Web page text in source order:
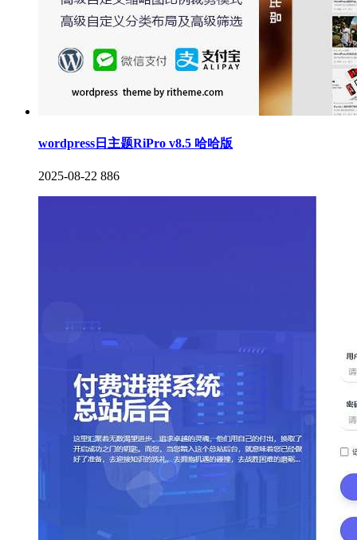
wordpress日主题RiPro v8.5 哈哈版
2025-08-22 886